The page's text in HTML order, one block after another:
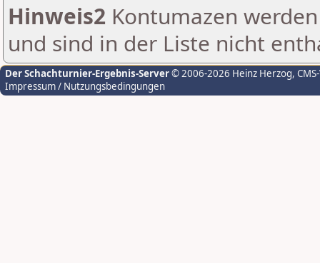
Hinweis2 Kontumazen
und sind in der Liste nicht
Der Schachturnier-Ergebnis-Server© 2006-2026 Heinz Herzog,
Impressum / Nutzungsbedingungen